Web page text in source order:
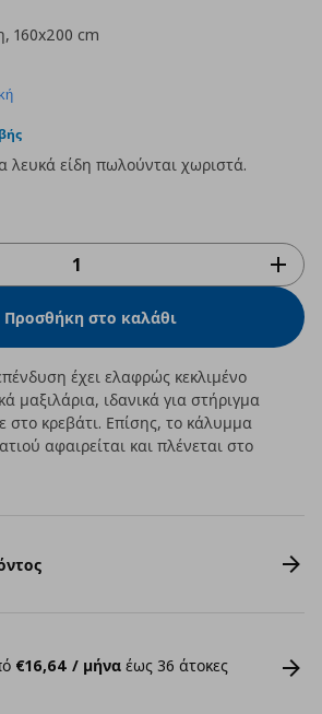
160x200 cm
τιμή
λευκά είδη πωλούνται χωριστά.
Προσθήκη στο καλάθι
έχει ελαφρώς κεκλιμένο
μαξιλάρια, ιδανικά για στήριγμα
στο κρεβάτι. Επίσης, το κάλυμμα
αφαιρείται και πλένεται στο
€16,64 / μήνα έως 36 άτοκες